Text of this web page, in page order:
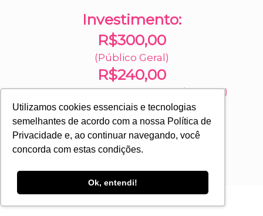
Utilizamos cookies essenciais e tecnologias
semelhantes de acordo com a nossa Política de
Privacidade e, ao continuar navegando, você
concorda com estas condições.
Ok, entendi!
Investimento:
R$300,00
(Público Geral)
R$240,00
(Estudantes ou Ex-aluno Sapiens/Conceito)
Ficou com alguma dúvida?